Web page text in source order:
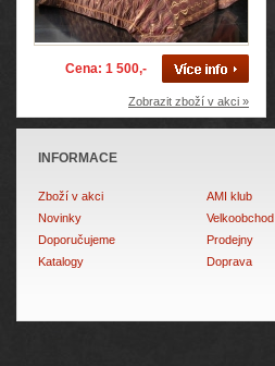
Cena: 1 500,-
Zobrazit zboží v akci »
INFORMACE
Zboží v akci
Novinky
Doporučujeme
Katalogy
AMI klub
Velkoobchod
Prodejny
Doprava